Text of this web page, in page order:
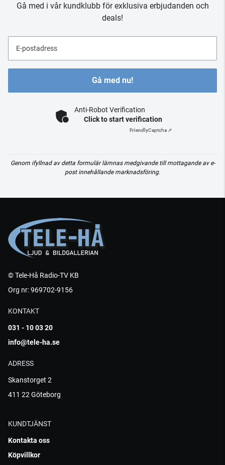
Gå med i vår kundklubb för exklusiva erbjudanden och
deals!
E-postadress
Gå med nu!
Anti-Robot Verification
Click to start verification
FriendlyCaptcha ⇗
Genom ifyllnad av detta formulär lämnas medgivande till mottagande av e-
post innehållande marknadsföring.
© Tele-Hå Radio-TV KB
Org nr: 969702-9156
KONTAKT
031 - 10 03 20
info@tele-ha.se
ADRESS
Skanstorget 2
411 22 Göteborg
KUNDTJÄNST
Kontakta oss
Köpvillkor